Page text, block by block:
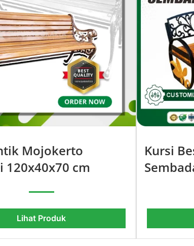
Mojokerto
120x40x70 cm
Lihat Produk
Kursi